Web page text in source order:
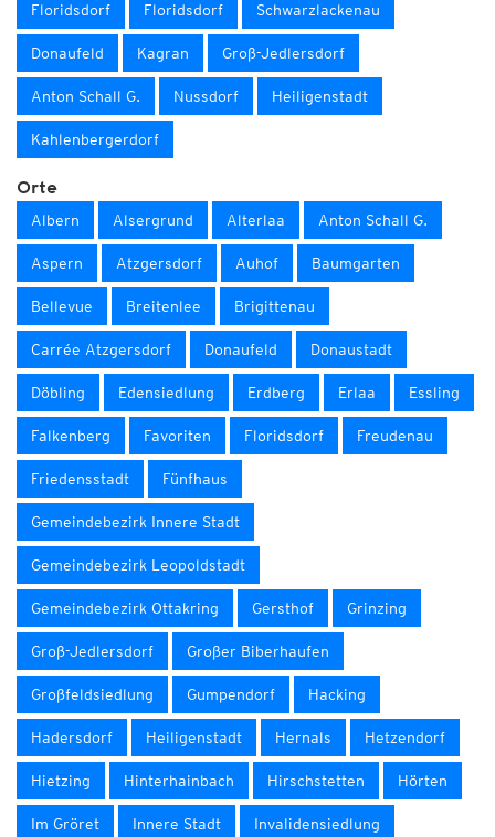
Floridsdorf Floridsdorf Schwarzlackenau
Donaufeld Kagran Groß-Jedlersdorf
Anton Schall G. Nussdorf Heiligenstadt
Kahlenbergerdorf
Orte
Albern Alsergrund Alterlaa Anton Schall G.
Aspern Atzgersdorf Auhof Baumgarten
Bellevue Breitenlee Brigittenau
Carrée Atzgersdorf Donaufeld Donaustadt
Döbling Edensiedlung Erdberg Erlaa Essling
Falkenberg Favoriten Floridsdorf Freudenau
Friedensstadt Fünfhaus
Gemeindebezirk Innere Stadt
Gemeindebezirk Leopoldstadt
Gemeindebezirk Ottakring Gersthof Grinzing
Groß-Jedlersdorf Großer Biberhaufen
Großfeldsiedlung Gumpendorf Hacking
Hadersdorf Heiligenstadt Hernals Hetzendorf
Hietzing Hinterhainbach Hirschstetten Hörten
Im Gröret Innere Stadt Invalidensiedlung